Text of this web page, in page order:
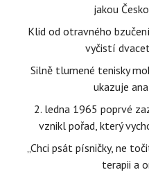
jakou
Klid od otravného
vyčistí
Silně tlumené tenisky
ukazuje
2. ledna 1965 poprvé
vznikl pořad, který
„Chci psát písničky, ne
terapii a